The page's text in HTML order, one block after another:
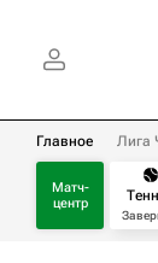
Главное Лига
Матч-
центр